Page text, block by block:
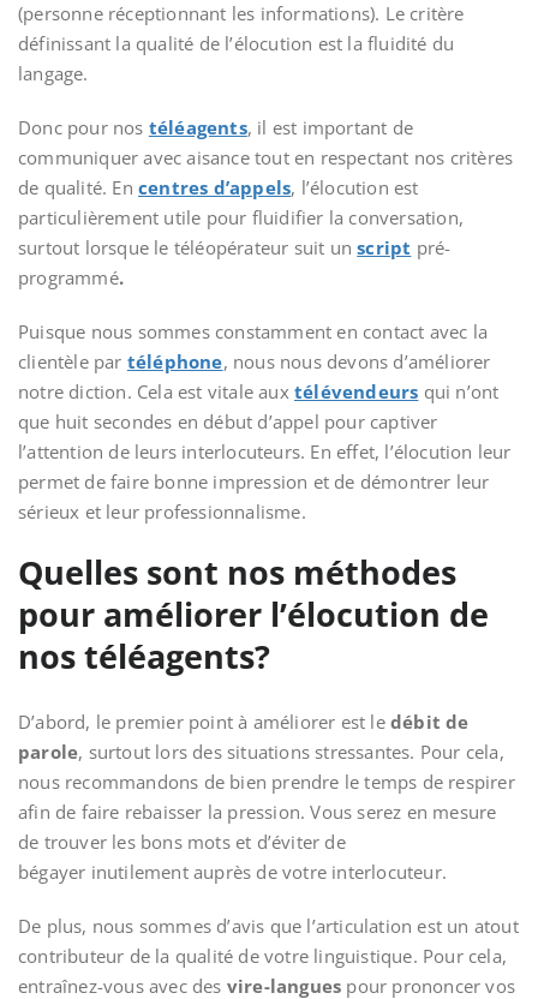
(personne réceptionnant les informations). Le critère
définissant la qualité de l’élocution est la fluidité du
langage.
Donc pour nos téléagents, il est important de
communiquer avec aisance tout en respectant nos critères
de qualité. En centres d’appels, l’élocution est
particulièrement utile pour fluidifier la conversation,
surtout lorsque le téléopérateur suit unscript pré-
programmé.
Puisque nous sommes constamment en contact avec la
clientèle par téléphone, nous nous devons d’améliorer
notre diction. Cela est vitale aux télévendeurs qui n’ont
que huit secondes en début d’appel pour captiver
l’attention de leurs interlocuteurs. En effet, l’élocution leur
permet de faire bonne impression et de démontrer leur
sérieux et leur professionnalisme.
Quelles sont nos méthodes
pour améliorer l’élocution de
nos téléagents?
D’abord, le premier point à améliorer est le débit de
parole, surtout lors des situations stressantes. Pour cela,
nous recommandons de bien prendre le temps de respirer
afin de faire rebaisser la pression. Vous serez en mesure
de trouver les bons mots et d’éviter de
bégayer inutilement auprès de votre interlocuteur.
De plus, nous sommes d’avis que l’articulation est un atout
contributeur de la qualité de votre linguistique. Pour cela,
entraînez-vous avec des vire-langues pour prononcer vos